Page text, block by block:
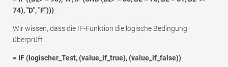
74), "D", "F")))
Wir wissen, dass die IF-Funktion die logische Bedingung
überprüft
= IF (logischer_Test, (value_if_true), (value_if_false))